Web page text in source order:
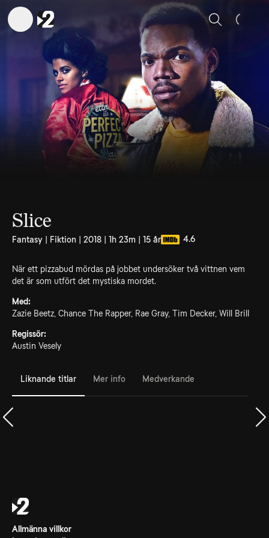
Sök
Slice
Fantasy | Fiktion | 2018 | 1h 23m | 15 år 4.6
När ett pizzabud mördas på jobbet undersöker två vittnen vem
det är som utfört det mystiska mordet.
Med:
Zazie Beetz, Chance The Rapper, Rae Gray, Tim Decker, Will Brill
Regissör:
Austin Vesely
Liknande titlar Mer info Medverkande
Allmänna villkor